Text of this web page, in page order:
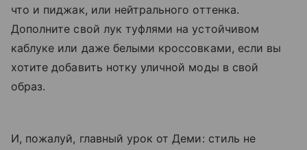
что и пиджак, или нейтрального оттенка.
Дополните свой лук туфлями на устойчивом
каблуке или даже белыми кроссовками, если вы
хотите добавить нотку уличной моды в свой
образ.
И, пожалуй, главный урок от Деми: стиль не